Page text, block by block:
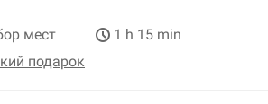
мест
1 h 15 min
подарок